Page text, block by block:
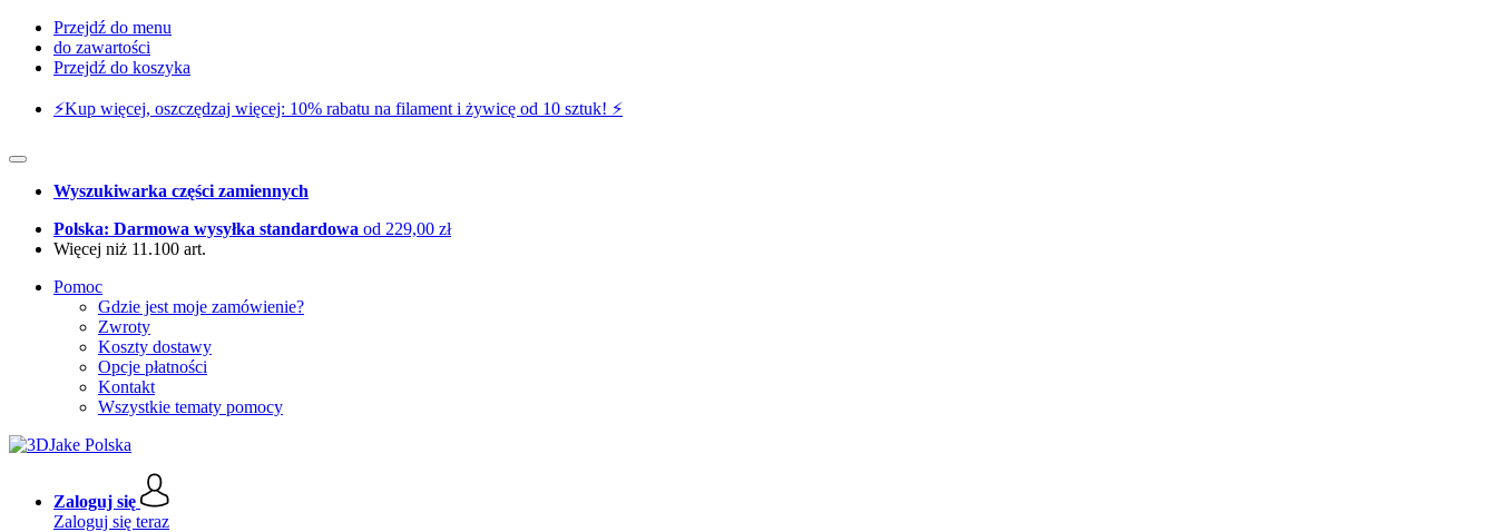
Przejdź do menu
do zawartości
Przejdź do koszyka
⚡️Kup więcej, oszczędzaj więcej: 10% rabatu na filament i żywicę od 10 sztuk! ⚡️
Wyszukiwarka części zamiennych
Polska: Darmowa wysyłka standardowa od 229,00 zł
Więcej niż 11.100 art.
Pomoc
Gdzie jest moje zamówienie?
Zwroty
Koszty dostawy
Opcje płatności
Kontakt
Wszystkie tematy pomocy
Zaloguj się
Zaloguj się teraz